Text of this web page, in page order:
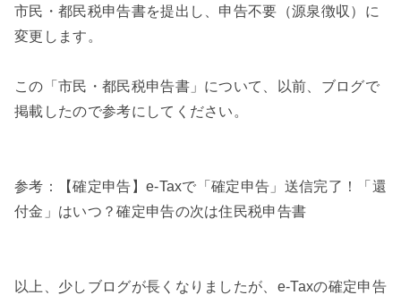
市民・都民税申告書を提出し、申告不要（源泉徴収）に
変更します。
この「市民・都民税申告書」について、以前、ブログで
掲載したので参考にしてください。
参考：【確定申告】e-Taxで「確定申告」送信完了！「還
付金」はいつ？確定申告の次は住民税申告書
以上、少しブログが長くなりましたが、e-Taxの確定申告